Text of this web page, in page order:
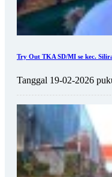
Try Out TKA SD/MI se kec.
Tanggal 19-02-2026